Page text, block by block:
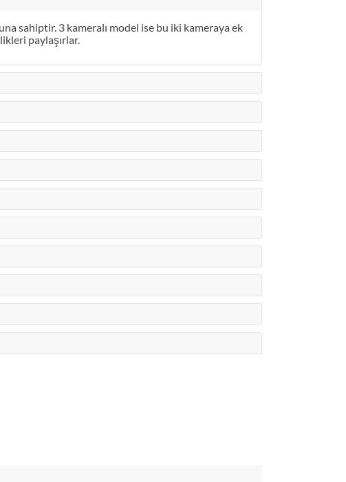
Viofo A329S 4K 60FPS
Sensör GPS’li SSD
sahiptir. 3 kameralı model ise bu iki kameraya ek
paylaşırlar.